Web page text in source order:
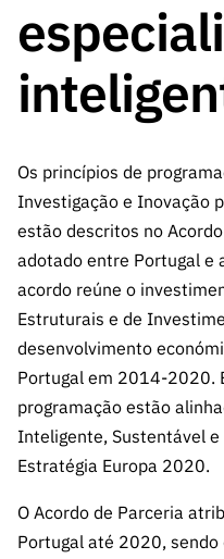
e
Acesso a
INE/
Balcão
Estudos
Apoios
Contactos
Os princípios de
Investigação e Inovação
estão descritos no
adotado entre Portugal e
acordo reúne o
Estruturais e de
desenvolvimento
Portugal em 2014-2020.
programação estão
Inteligente, Sustentável
Estratégia Europa 2020.
O Acordo de Parceria
Portugal até 2020,